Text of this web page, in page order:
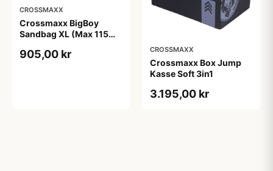
CROSSMAXX
Crossmaxx BigBoy
Sandbag XL (Max 115
905,00 kr CROSSMAXX
Crossmaxx Box Jump
Kasse Soft 3in1
3.195,00 kr